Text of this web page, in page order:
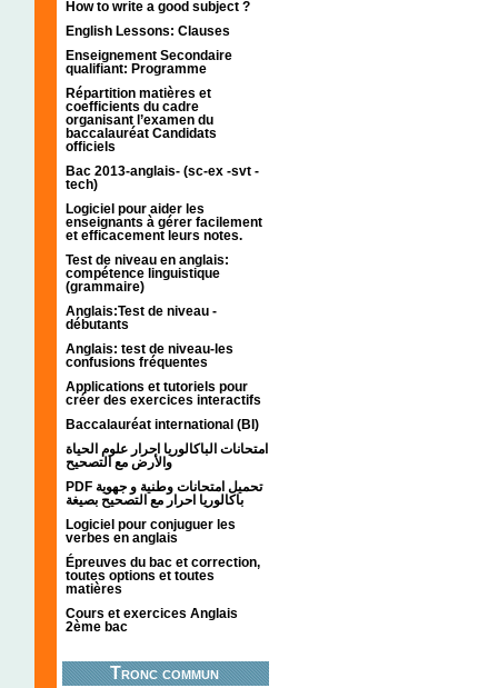
How to write a good subject ?
English Lessons: Clauses
Enseignement Secondaire
qualifiant: Programme
Répartition matières et
coefficients du cadre
organisant l’examen du
baccalauréat Candidats
officiels
Bac 2013-anglais- (sc-ex -svt -
tech)
Logiciel pour aider les
enseignants à gérer facilement
et efficacement leurs notes.
Test de niveau en anglais:
compétence linguistique
(grammaire)
Anglais:Test de niveau -
débutants
Anglais: test de niveau-les
confusions fréquentes
Applications et tutoriels pour
créer des exercices interactifs
Baccalauréat international (BI)
امتحانات الباكالوريا احرار علوم الحياة
والأرض مع التصحيح
PDF تحميل امتحانات وطنية و جهوية
باكالوريا احرار مع التصحيح بصيغة
Logiciel pour conjuguer les
verbes en anglais
Épreuves du bac et correction,
toutes options et toutes
matières
Cours et exercices Anglais
2ème bac
Tronc commun